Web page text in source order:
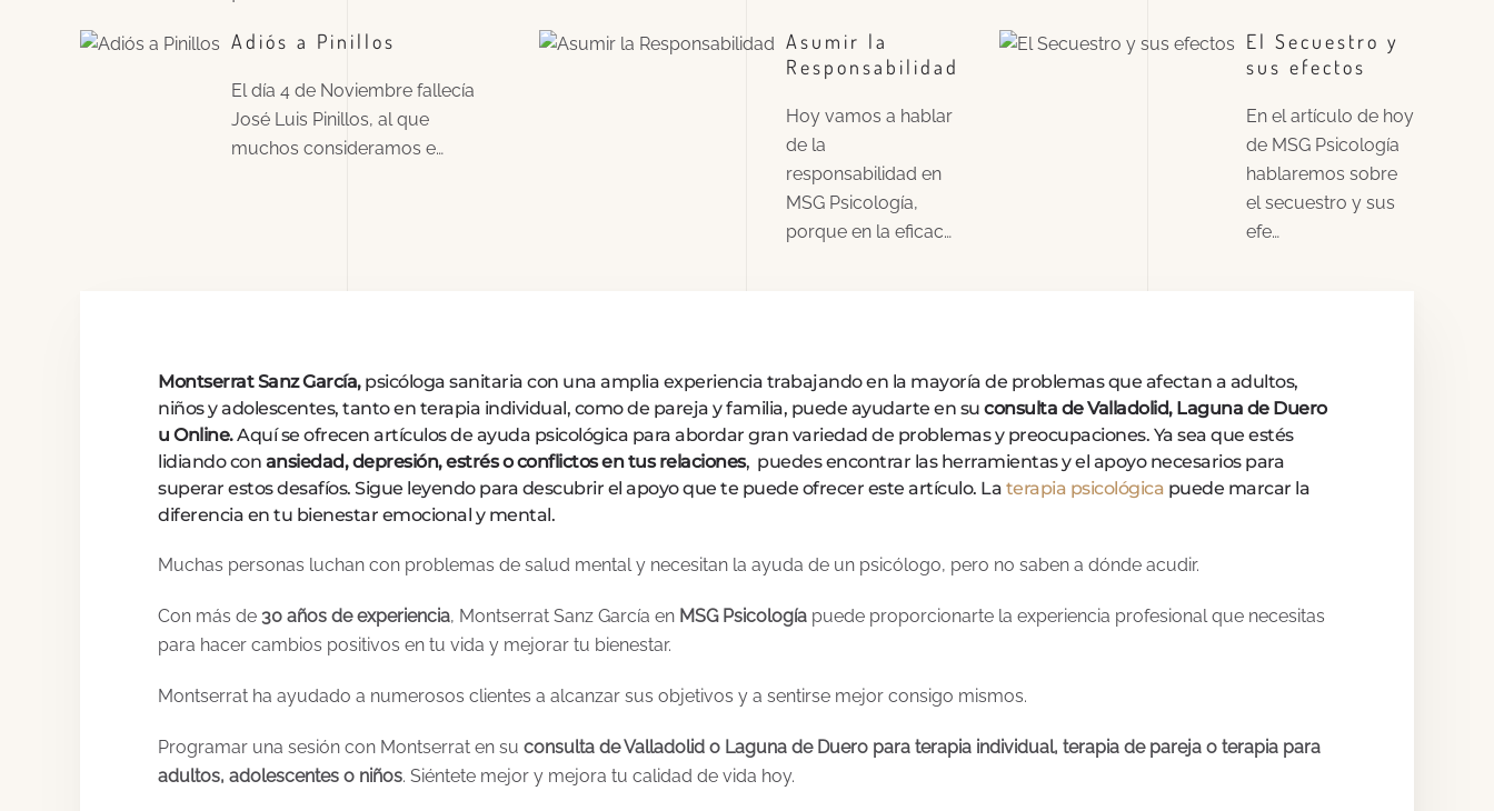
Adiós a Pinillos
El día 4 de Noviembre fallecía
José Luis Pinillos, al que
muchos consideramos e…
Asumir la
Responsabilidad
Hoy vamos a hablar
de la
responsabilidad en
MSG Psicología,
porque en la eficac…
El Secuestro y
sus efectos
En el artículo de hoy
de MSG Psicología
hablaremos sobre
el secuestro y sus
efe…
Montserrat Sanz García,psicóloga sanitaria con una amplia experiencia trabajando en la mayoría de problemas que afectan a adultos,
niños y adolescentes, tanto en terapia individual, como de pareja y familia, puede ayudarte en su consulta de Valladolid, Laguna de Duero
u Online.Aquí se ofrecen artículos de ayuda psicológica para abordar gran variedad de problemas y preocupaciones. Ya sea que estés
lidiando con ansiedad, depresión, estrés o conflictos en tus relaciones, puedes encontrar las herramientas y el apoyo necesarios para
superar estos desafíos. Sigue leyendo para descubrir el apoyo que te puede ofrecer este artículo. La terapia psicológica puede marcar la
diferencia en tu bienestar emocional y mental.
Muchas personas luchan con problemas de salud mental y necesitan la ayuda de un psicólogo, pero no saben a dónde acudir.
Con más de 30 años de experiencia, Montserrat Sanz García en MSG Psicología puede proporcionarte la experiencia profesional que necesitas
para hacer cambios positivos en tu vida y mejorar tu bienestar.
Montserrat ha ayudado a numerosos clientes a alcanzar sus objetivos y a sentirse mejor consigo mismos.
Programar una sesión con Montserrat en su consulta de Valladolid o Laguna de Duero para terapia individual, terapia de pareja o terapia para
adultos, adolescentes o niños. Siéntete mejor y mejora tu calidad de vida hoy.